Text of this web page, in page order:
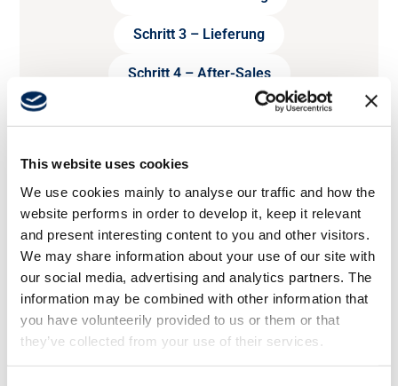
This website uses cookies
We use cookies mainly to analyse our traffic and how the
website performs in order to develop it, keep it relevant
and present interesting content to you and other visitors.
We may share information about your use of our site with
our social media, advertising and analytics partners. The
information may be combined with other information that
you have volunteerily provided to us or them or that
they’ve collected from your use of their services.
Schritt 3 – Lieferung
Schritt 4 – After-Sales